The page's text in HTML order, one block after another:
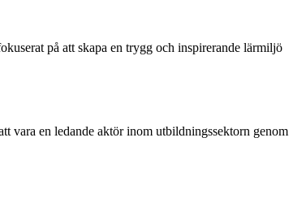
på att skapa en trygg och inspirerande lärmiljö
vara en ledande aktör inom utbildningssektorn genom